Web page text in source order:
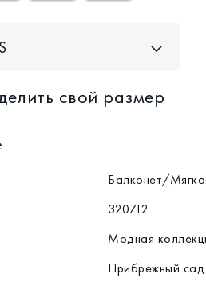
свой размер
Балконет/
320712
Модная
Прибрежный сад